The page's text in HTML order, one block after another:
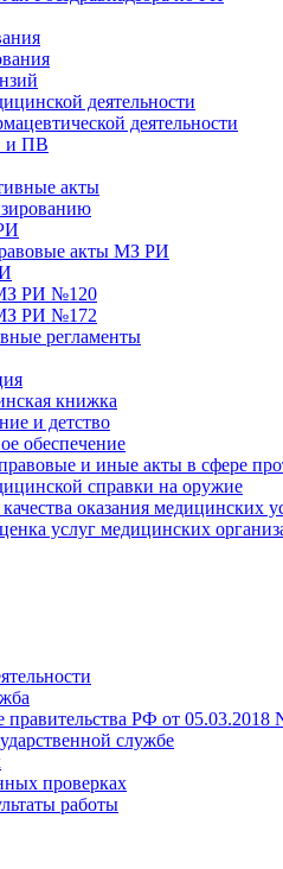
деятельности
деятельности
и ПВ
акты
акты МЗ РИ
РИ №120
РИ №172
регламенты
книжка
и детство
обеспечение
и иные акты в сфере
справки на оружие
оказания медицинских
услуг медицинскиx
правительства РФ от 05.03.2018
службе
проверках
работы